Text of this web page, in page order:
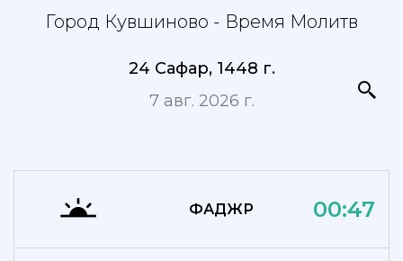
Город Кувшиново - Время Молитв
24 Сафар, 1448 г.
7 авг. 2026 г.
ФАДЖР 00:47